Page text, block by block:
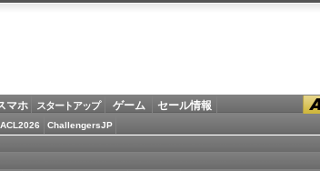
マホ スタートアップ ゲーム セール情報
ChallengersJP